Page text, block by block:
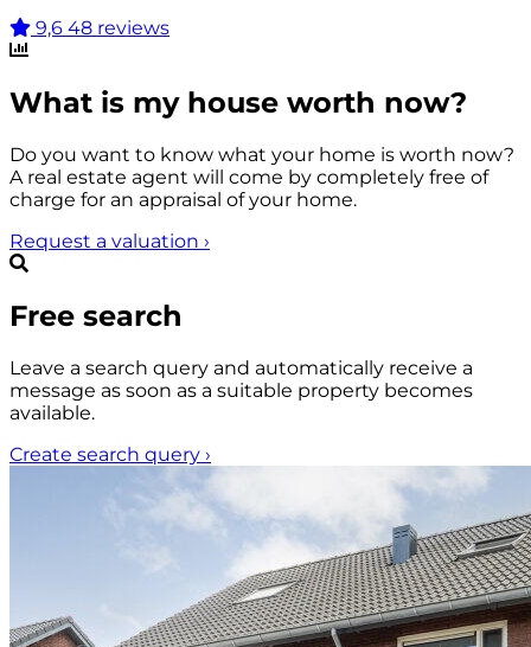
9,6 48 reviews
What is my house worth now?
Do you want to know what your home is worth now?
A real estate agent will come by completely free of
charge for an appraisal of your home.
Request a valuation ›
Free search
Leave a search query and automatically receive a
message as soon as a suitable property becomes
available.
Create search query ›